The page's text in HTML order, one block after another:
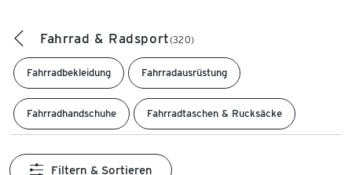
Fahrrad & Radsport(320)
Fahrradbekleidung Fahrradausrüstung
Fahrradhandschuhe Fahrradtaschen & Rucksäcke
Filtern & Sortieren